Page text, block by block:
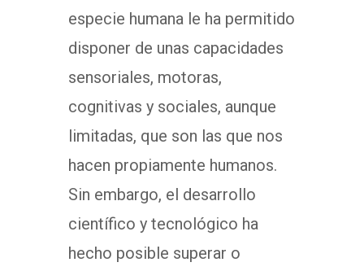
especie humana le ha permitido
disponer de unas capacidades
sensoriales, motoras,
cognitivas y sociales, aunque
limitadas, que son las que nos
hacen propiamente humanos.
Sin embargo, el desarrollo
científico y tecnológico ha
hecho posible superar o